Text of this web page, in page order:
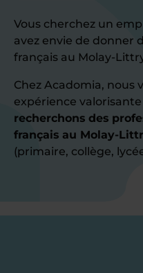
Vous cherchez un
avez envie de donner
français au Molay-
Chez Acadomia, nous
expérience
recherchons des
français au Molay-
(primaire, collège,